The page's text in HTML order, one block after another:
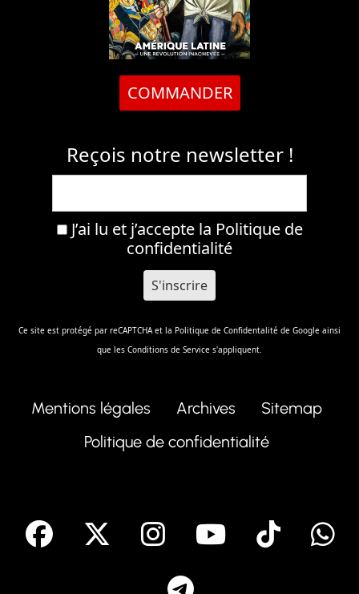
COMMANDER
Reçois notre newsletter !
J’ai lu et j’accepte la Politique de
confidentialité
Ce site est protégé par reCAPTCHA et la Politique de Confidentalité de Google ainsi
que les Conditions de Service s'appliquent.
Mentions légales Archives
Sitemap
Politique de confidentialité
facebook Instagram
Youtube
Tik